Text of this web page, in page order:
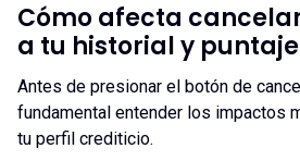
Cómo afecta
a tu historial y
Antes de presionar el botón de
fundamental entender los impactos
tu perfil crediticio.